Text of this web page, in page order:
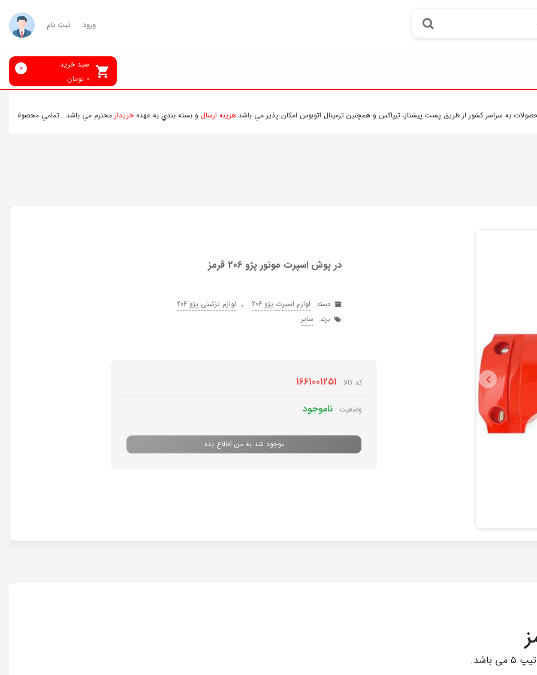
ورود ثبت نام
سبد خرید
0 تومان
0
به سراسر کشور از طريق پست پيشتاز، تيپاکس و همچنين ترمينال اتوبوس امکان پذير مي باشد. هزينه ارسال و بسته بندي به عهده خريدارمحترم مي باشد . تمامي محصولات ارسالي
Previous
در پوش اسپرت موتور پژو 206 قرمز
دسته: لوازم اسپرت پژو 206 , لوازم تزئینی پژو 206
برند: سایر
کد کالا : 1661001251
وضعیت : ناموجود
موجود شد به من اطلاع بده